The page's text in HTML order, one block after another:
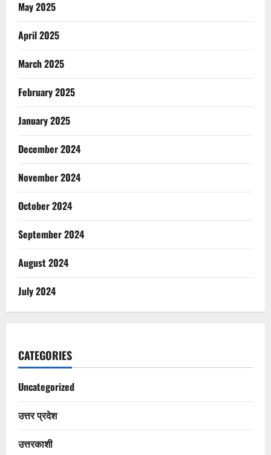
May 2025
April 2025
March 2025
February 2025
January 2025
December 2024
November 2024
October 2024
September 2024
August 2024
July 2024
CATEGORIES
Uncategorized
उत्तर प्रदेश
उत्तरकाशी